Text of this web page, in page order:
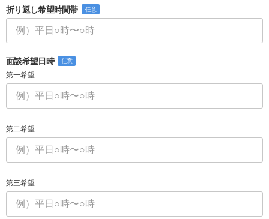
折り返し希望時間帯 任意
面談希望日時 任意
第一希望
第二希望
第三希望